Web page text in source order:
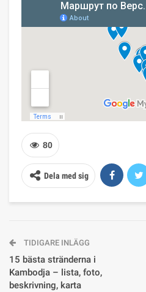
80
Dela med sig
TIDIGARE INLÄGG
15 bästa stränderna i
Kambodja – lista, foto,
beskrivning, karta